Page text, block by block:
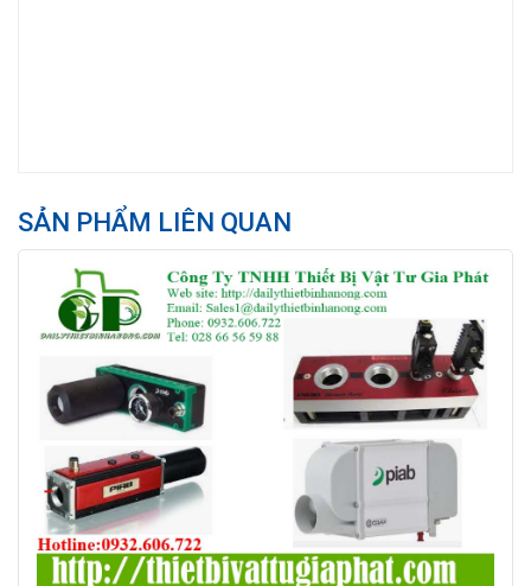
SẢN PHẨM LIÊN QUAN